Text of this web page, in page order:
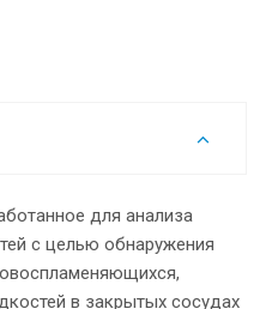
для анализа
с целью обнаружения
в закрытых сосудах